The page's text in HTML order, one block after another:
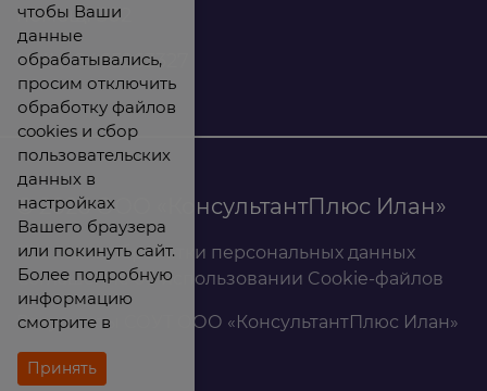
помещ. 302
ИНН: 2465263327
© 2026 ООО «КонсультантПлюс Илан»
Политика обработки персональных данных
Соглашение об использовании Cookie-файлов
Результаты СОУТ ООО «КонсультантПлюс Илан»
чтобы Ваши
данные
обрабатывались,
просим отключить
обработку файлов
cookies и сбор
пользовательских
данных в
настройках
Вашего браузера
или покинуть сайт.
Более подробную
информацию
смотрите в
Принять